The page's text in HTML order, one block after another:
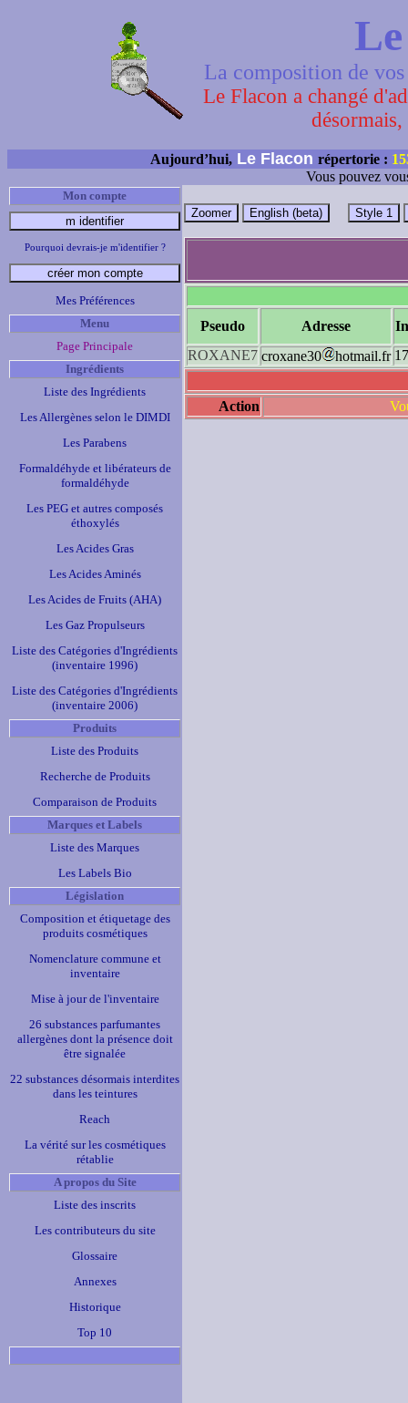
La composition de
Le Flacon a changé
Aujourd’hui, Le Flacon répertorie :
Vous pouvez
Mon compte
Pourquoi devrais-je m'identifier ?
Mes Préférences
Menu
Page Principale
Ingrédients
Liste des Ingrédients
Les Allergènes selon le DIMDI
Les Parabens
Formaldéhyde et libérateurs de
formaldéhyde
Les PEG et autres composés
éthoxylés
Les Acides Gras
Les Acides Aminés
Les Acides de Fruits (AHA)
Les Gaz Propulseurs
Liste des Catégories d'Ingrédients
(inventaire 1996)
Liste des Catégories d'Ingrédients
(inventaire 2006)
Produits
Liste des Produits
Recherche de Produits
Comparaison de Produits
Marques et Labels
Liste des Marques
Les Labels Bio
Législation
Composition et étiquetage des
produits cosmétiques
Nomenclature commune et
inventaire
Mise à jour de l'inventaire
26 substances parfumantes
allergènes dont la présence doit
être signalée
22 substances désormais interdites
dans les teintures
Reach
La vérité sur les cosmétiques
rétablie
A propos du Site
Liste des inscrits
Les contributeurs du site
Glossaire
Annexes
Historique
Top 10
Pseudo Adresse
ROXANE7 croxane30 hotmail.fr
Action